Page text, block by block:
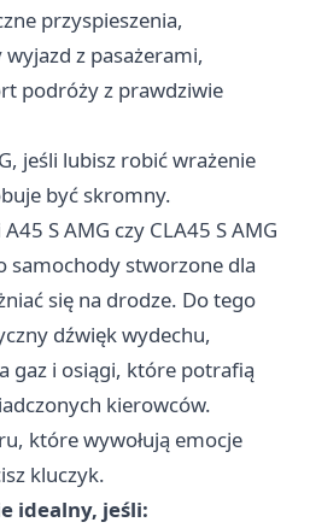
przyspieszenia,
z pasażerami,
podróży z prawdziwie
jeśli lubisz robić wrażenie
być skromny.
S AMG czy CLA45 S AMG
samochody stworzone dla
się na drodze. Do tego
dźwięk wydechu,
gaz i osiągi, które potrafią
kierowców.
które wywołują emocje
kluczyk.
idealny, jeśli: